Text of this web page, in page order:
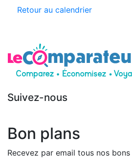
Retour au calendrier
Suivez-nous
Bon plans
Recevez par email tous nos